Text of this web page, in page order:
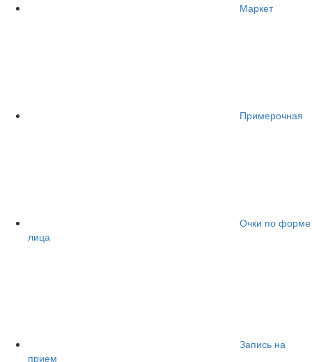
Маркет
Примерочная
Очки по форме
лица
Запись на
прием